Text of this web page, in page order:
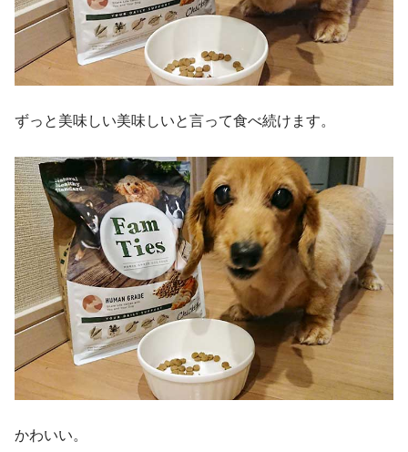
ずっと美味しい美味しいと言って食べ続けます。
かわいい。